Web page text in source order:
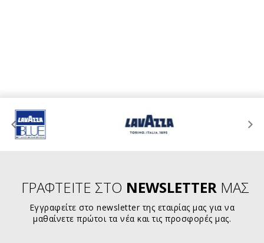
ΓΡΑΦΤΕΙΤΕ ΣΤΟ NEWSLETTERΜΑΣ
Εγγραφείτε στο newsletter της εταιρίας μας για να
μαθαίνετε πρώτοι τα νέα και τις προσφορές μας.